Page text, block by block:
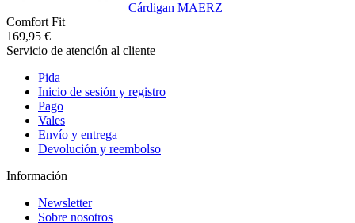
Cárdigan MAERZ
Comfort Fit
169,95 €
Servicio de atención al cliente
Pida
Inicio de sesión y registro
Pago
Vales
Envío y entrega
Devolución y reembolso
Información
Newsletter
Sobre nosotros